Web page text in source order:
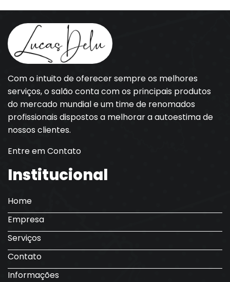
Com o intuito de oferecer sempre os melhores
serviços, o salão conta com os principais produtos
do mercado mundial e um time de renomados
profissionais dispostos a melhorar a autoestima de
nossos clientes.
Entre em Contato
Institucional
Home
Empresa
Serviços
Contato
Informações